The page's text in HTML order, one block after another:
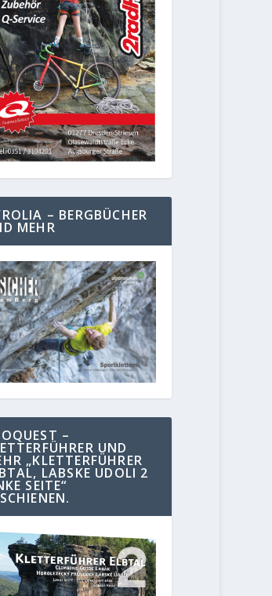
– BERGBÜCHER
MEHR
–
UND
„KLETTERFÜHRER
LABSKE UDOLI 2
SEITE“